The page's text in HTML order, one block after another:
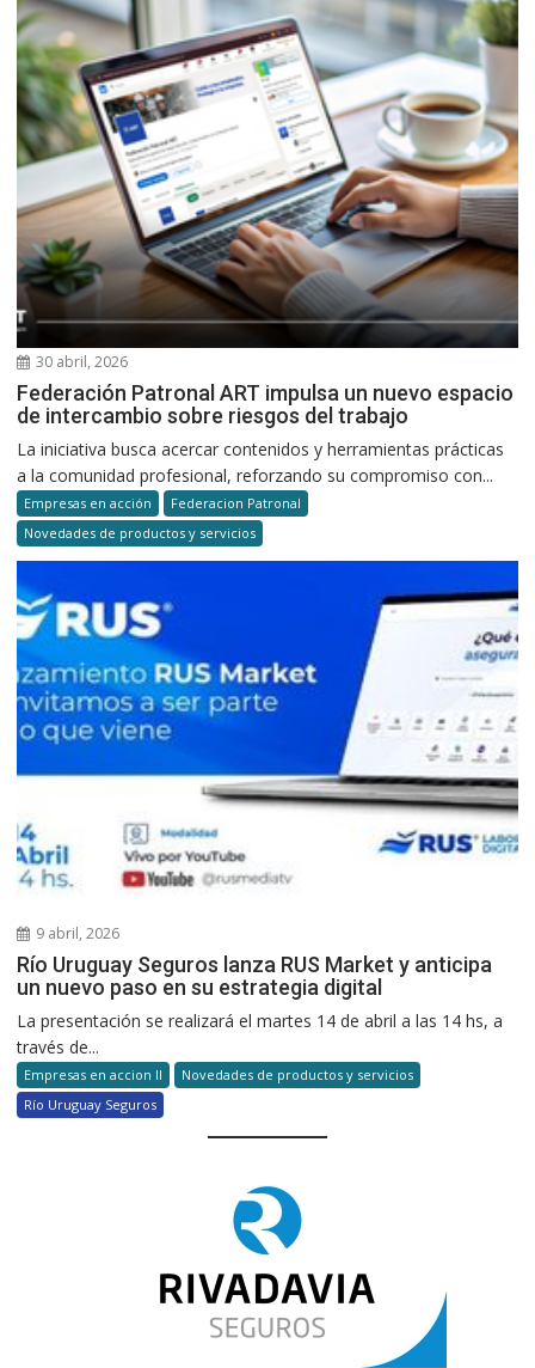
30 abril, 2026
Federación Patronal ART impulsa un nuevo espacio
de intercambio sobre riesgos del trabajo
La iniciativa busca acercar contenidos y herramientas prácticas
a la comunidad profesional, reforzando su compromiso con...
Empresas en acción
Federacion Patronal
Novedades de productos y servicios
9 abril, 2026
Río Uruguay Seguros lanza RUS Market y anticipa
un nuevo paso en su estrategia digital
La presentación se realizará el martes 14 de abril a las 14 hs, a
través de...
Empresas en accion II
Novedades de productos y servicios
Río Uruguay Seguros